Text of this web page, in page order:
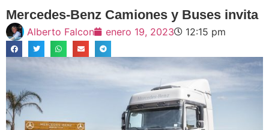
Mercedes-Benz Camiones y Buses invita
Alberto Falcon enero 19, 2023 12:15 pm